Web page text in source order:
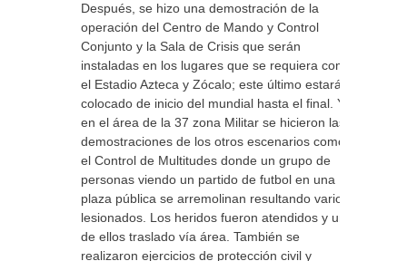
Después, se hizo una demostración de la
operación del Centro de Mando y Control
Conjunto y la Sala de Crisis que serán
instaladas en los lugares que se requiera como
el Estadio Azteca y Zócalo; este último estará
colocado de inicio del mundial hasta el final. Ya
en el área de la 37 zona Militar se hicieron las
demostraciones de los otros escenarios como
el Control de Multitudes donde un grupo de
personas viendo un partido de futbol en una
plaza pública se arremolinan resultando varios
lesionados. Los heridos fueron atendidos y uno
de ellos traslado vía área. También se
realizaron ejercicios de protección civil y